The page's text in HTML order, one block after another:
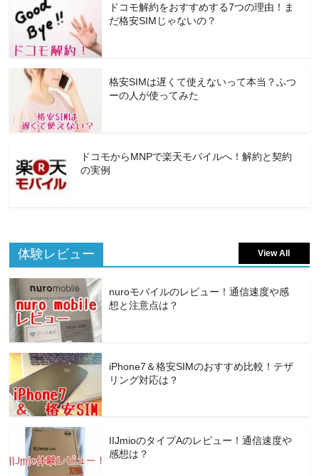
ドコモ解約をおすすめする7つの理由！ま
だ格安SIMじゃないの？
格安SIMは遅くて使えないって本当？ふつ
ーの人が使ってみた
ドコモからMNPで楽天モバイルへ！解約と契約
の実例
体験レビュー View All
nuroモバイルのレビュー！通信速度や感
想と注意点は？
iPhone7＆格安SIMのおすすめ比較！テザ
リング対応は？
IIJmioのタイプAのレビュー！通信速度や
感想は？